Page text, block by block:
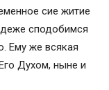
сие житие
сподобимся
Ему же всякая
Духом, ныне и